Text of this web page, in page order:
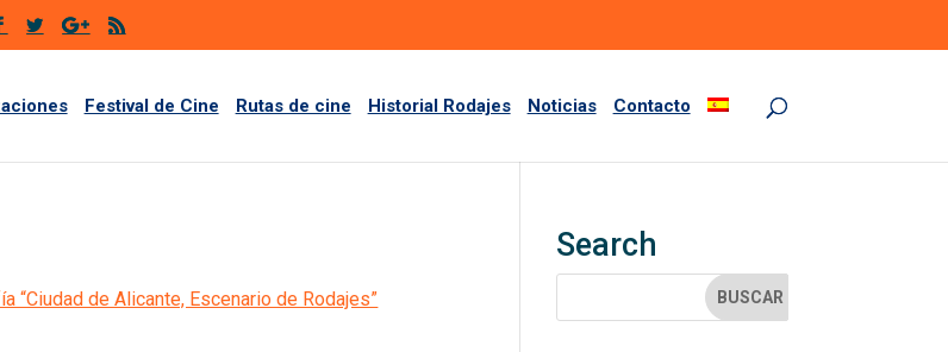
Festival de Cine Rutas de cine Historial Rodajes Noticias Contacto
de Alicante, Escenario de Rodajes”
Search